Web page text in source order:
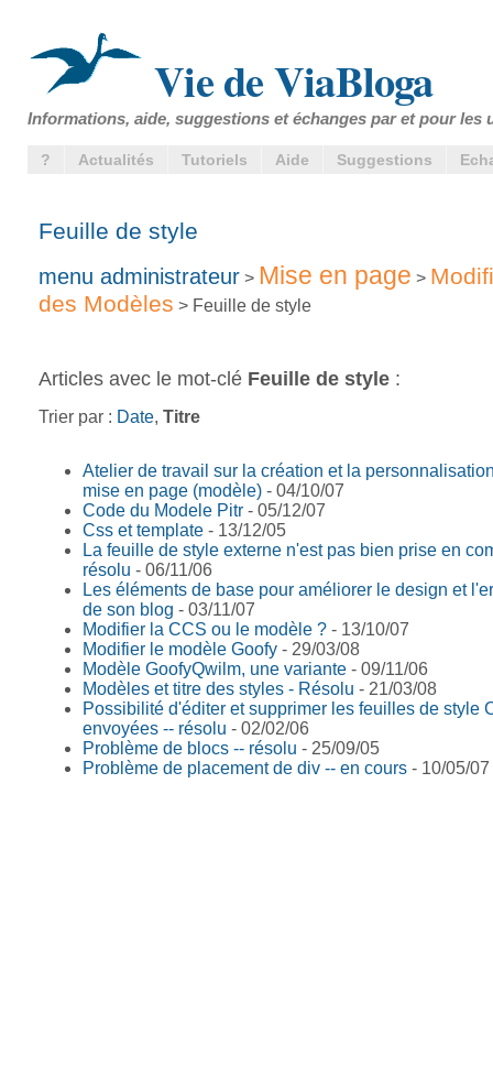
Vie de ViaBloga
Informations, aide, suggestions et échanges par et pour les
? Actualités Tutoriels Aide Suggestions
Feuille de style
menu administrateur > Mise en page >
des Modèles > Feuille de style
Articles avec le mot-clé Feuille de style :
Trier par : Date, Titre
Atelier de travail sur la création et la
mise en page (modèle) - 04/10/07
Code du Modele Pitr - 05/12/07
Css et template - 13/12/05
La feuille de style externe n'est pas bien prise en
résolu - 06/11/06
Les éléments de base pour améliorer le design et
de son blog - 03/11/07
Modifier la CCS ou le modèle ? - 13/10/07
Modifier le modèle Goofy - 29/03/08
Modèle GoofyQwilm, une variante - 09/11/06
Modèles et titre des styles - Résolu - 21/03/08
Possibilité d'éditer et supprimer les feuilles de style
envoyées -- résolu - 02/02/06
Problème de blocs -- résolu - 25/09/05
Problème de placement de div -- en cours - 10/05/07